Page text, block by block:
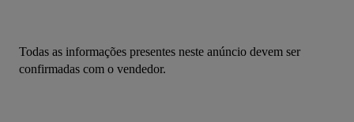
Todas as informações presentes neste anúncio devem ser
confirmadas com o vendedor.